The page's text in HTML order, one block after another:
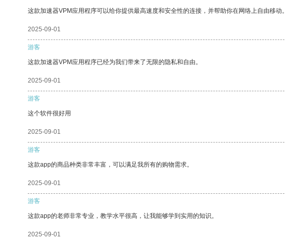
这款加速器VPM应用程序可以给你提供最高速度和安全性的连接，并帮助你在网络上自由移动。
2025-09-01
游客
这款加速器VPM应用程序已经为我们带来了无限的隐私和自由。
2025-09-01
游客
这个软件很好用
2025-09-01
游客
这款app的商品种类非常丰富，可以满足我所有的购物需求。
2025-09-01
游客
这款app的老师非常专业，教学水平很高，让我能够学到实用的知识。
2025-09-01